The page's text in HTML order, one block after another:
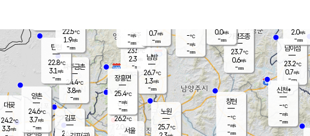
남이섬
23.2℃
0.7m/s
-mm
양주
23.5℃
2.3
-mm
2.0m/s
-mm
경서동
파주금촌
24.4℃
3.8m/s
-mm
가평조종
23.7℃
0.6m/s
-mm
-℃
-m/s
-mm
대곶
24.2℃
3.3m/s
신천*
-℃
-m/s
-mm
창현
-℃
-m/s
-mm
탄현
22.8℃
3.1 m/s
-mm
0.0m/s
-mm
김포
26.5℃
양촌
24.6℃
3.7m/s
-mm
은평
26.2℃
2.0 m/s
- mm
노원
25.7℃
남방
26.7℃
1.3m/s
-mm
장흥면
25.4℃
-m/s
-mm
-m/s
-mm
서울
22.5℃
1.9m/s
-mm
0.7m/s
-mm